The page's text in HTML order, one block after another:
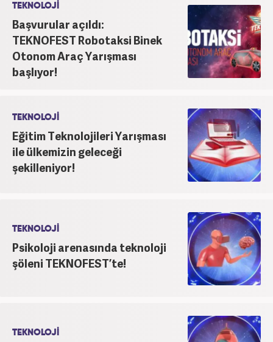
TEKNOLOJİ
Başvurular açıldı:
TEKNOFEST Robotaksi Binek
Otonom Araç Yarışması
başlıyor!
TEKNOLOJİ
Eğitim Teknolojileri Yarışması
ile ülkemizin geleceği
şekilleniyor!
TEKNOLOJİ
Psikoloji arenasında teknoloji
şöleni TEKNOFEST’te!
TEKNOLOJİ